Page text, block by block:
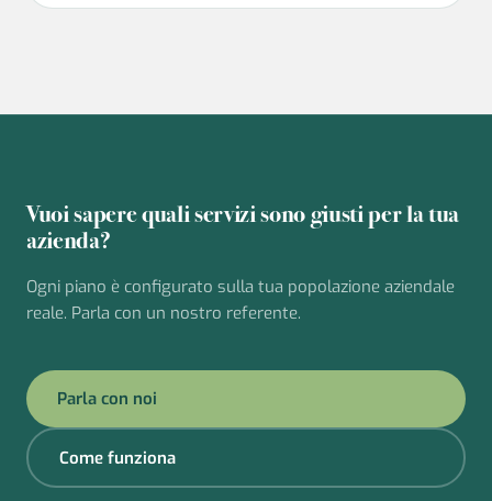
Vuoi sapere quali servizi sono giusti per la tua
azienda?
Ogni piano è configurato sulla tua popolazione aziendale
reale. Parla con un nostro referente.
Parla con noi
Come funziona